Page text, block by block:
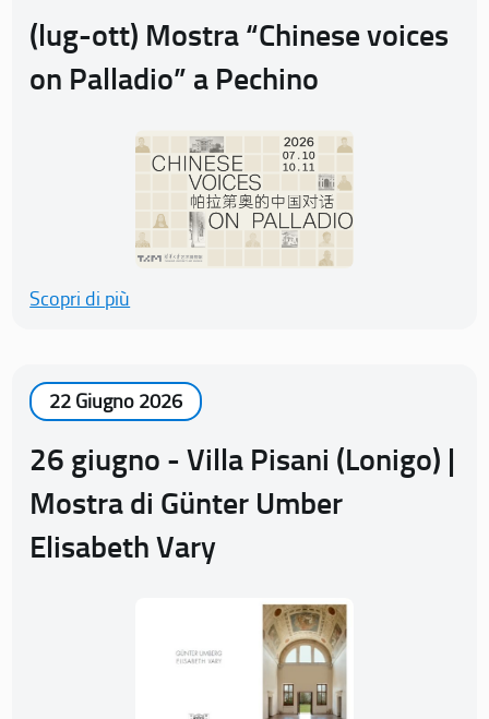
(lug-ott) Mostra “Chinese voices
on Palladio” a Pechino
Scopri di più
22 Giugno 2026
26 giugno - Villa Pisani (Lonigo) |
Mostra di Günter Umber
Elisabeth Vary